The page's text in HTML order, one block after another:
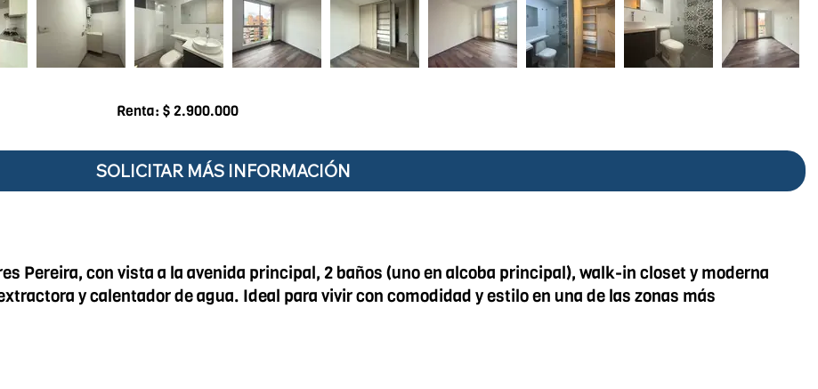
Renta: $ 2.900.000
SOLICITAR MÁS INFORMACIÓN
Pereira, con vista a la avenida principal, 2 baños (uno en alcoba principal), walk-in closet y moderna
y calentador de agua. Ideal para vivir con comodidad y estilo en una de las zonas más